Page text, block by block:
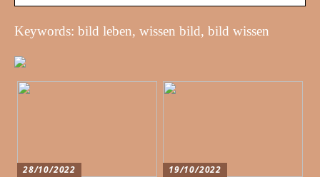
Keywords: bild leben, wissen bild, bild wissen
28/10/2022 19/10/2022